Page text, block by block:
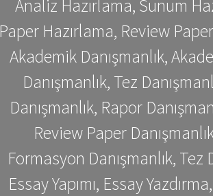
Analiz Hazırlama, Sunum
Paper Hazırlama, Review
Akademik Danışmanlık,
Danışmanlık, Tez
Danışmanlık, Rapor
Review Paper
Formasyon Danışmanlık, Tez
Essay Yapımı, Essay